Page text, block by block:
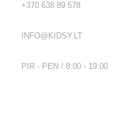
+370 638 89 578
INFO@KIDSY.LT
PIR - PEN / 8:00 - 19:00